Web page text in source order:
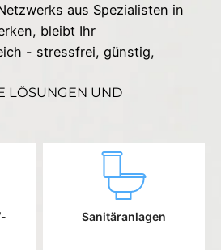
aus Spezialisten in
bleibt Ihr
- stressfrei, günstig,
LÖSUNGEN UND
Sanitäranlagen